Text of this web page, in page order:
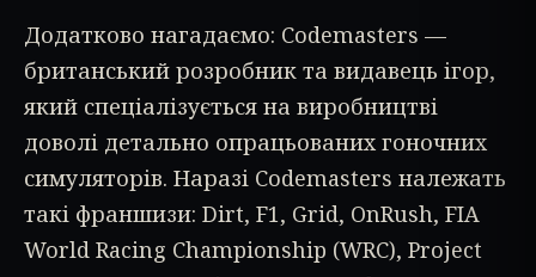
Додатково нагадаємо: Codemasters —
британський розробник та видавець ігор,
який спеціалізується на виробництві
доволі детально опрацьованих гоночних
симуляторів. Наразі Codemasters належать
такі франшизи: Dirt, F1, Grid, OnRush, FIA
World Racing Championship (WRC), Project